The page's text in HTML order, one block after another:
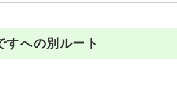
すへの別ルート